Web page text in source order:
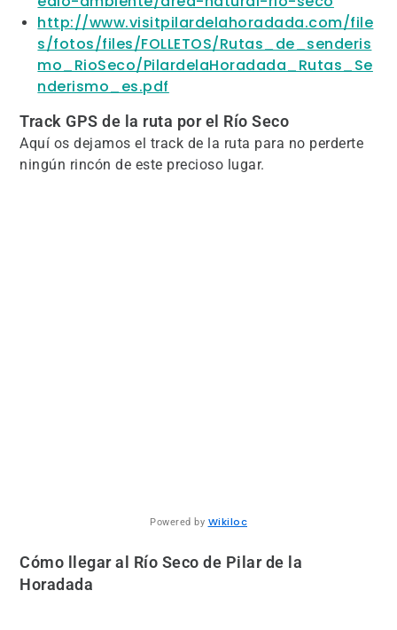
http://www.visitpilardelahoradada.com/file
s/fotos/files/FOLLETOS/Rutas_de_senderis
mo_RioSeco/PilardelaHoradada_Rutas_Se
nderismo_es.pdf
Track GPS de la ruta por el Río Seco
Aquí os dejamos el track de la ruta para no perderte
ningún rincón de este precioso lugar.
Powered by Wikiloc
Cómo llegar al Río Seco de Pilar de la
Horadada